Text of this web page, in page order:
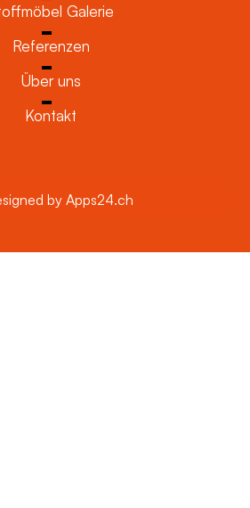
Galerie
Referenzen
Über uns
Kontakt
by Apps24.ch